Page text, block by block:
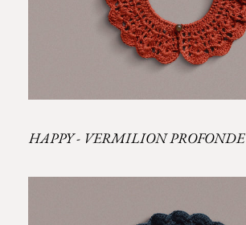
HAPPY - VERMILION PROFONDE